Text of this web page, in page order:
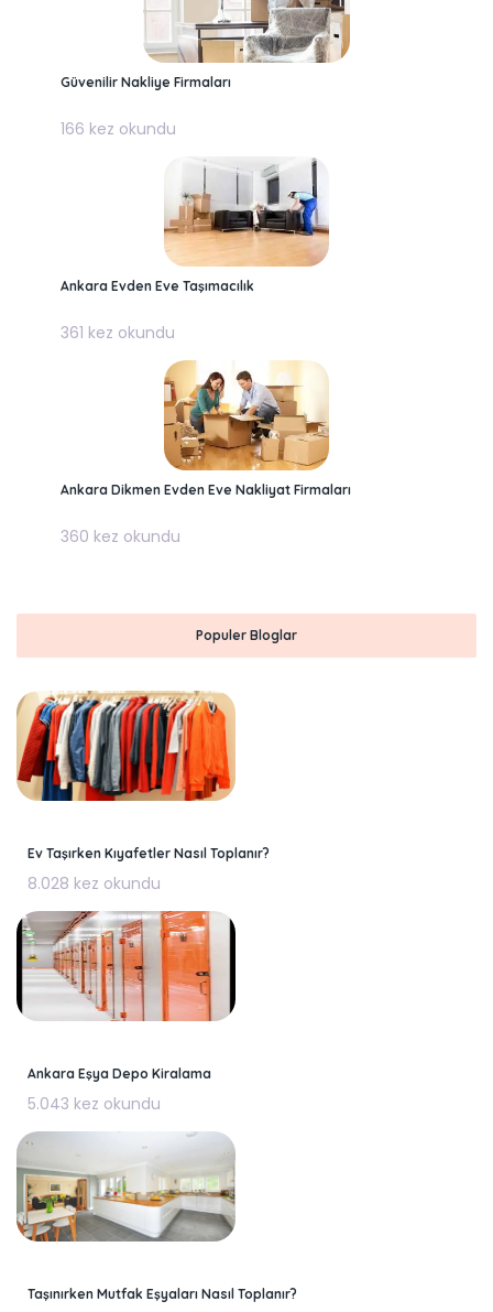
Güvenilir Nakliye Firmaları
166 kez okundu
Ankara Evden Eve Taşımacılık
361 kez okundu
Ankara Dikmen Evden Eve Nakliyat Firmaları
360 kez okundu
Populer Bloglar
Ev Taşırken Kıyafetler Nasıl Toplanır?
8.028 kez okundu
Ankara Eşya Depo Kiralama
5.043 kez okundu
Taşınırken Mutfak Eşyaları Nasıl Toplanır?